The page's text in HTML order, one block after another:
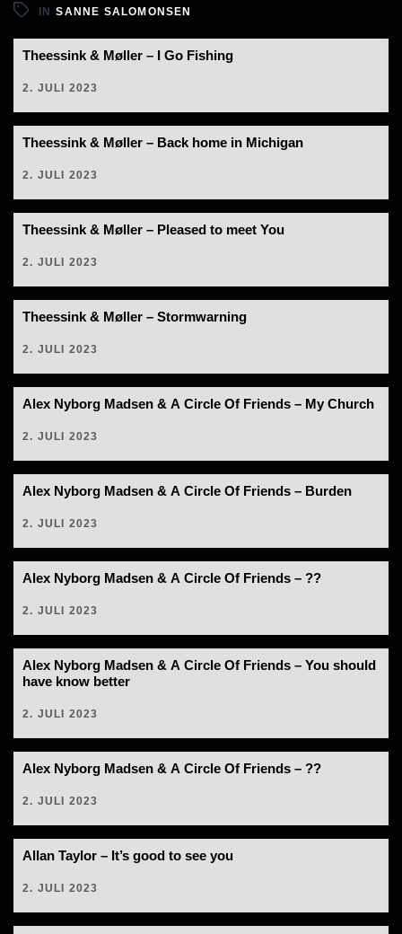
IN SANNE SALOMONSEN
Theessink & Møller – I Go Fishing
2. JULI 2023
Theessink & Møller – Back home in Michigan
2. JULI 2023
Theessink & Møller – Pleased to meet You
2. JULI 2023
Theessink & Møller – Stormwarning
2. JULI 2023
Alex Nyborg Madsen & A Circle Of Friends – My Church
2. JULI 2023
Alex Nyborg Madsen & A Circle Of Friends – Burden
2. JULI 2023
Alex Nyborg Madsen & A Circle Of Friends – ??
2. JULI 2023
Alex Nyborg Madsen & A Circle Of Friends – You should
have know better
2. JULI 2023
Alex Nyborg Madsen & A Circle Of Friends – ??
2. JULI 2023
Allan Taylor – It’s good to see you
2. JULI 2023